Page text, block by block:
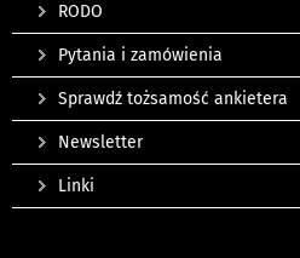
RODO
Pytania i zamówienia
Sprawdź tożsamość ankietera
Newsletter
Linki